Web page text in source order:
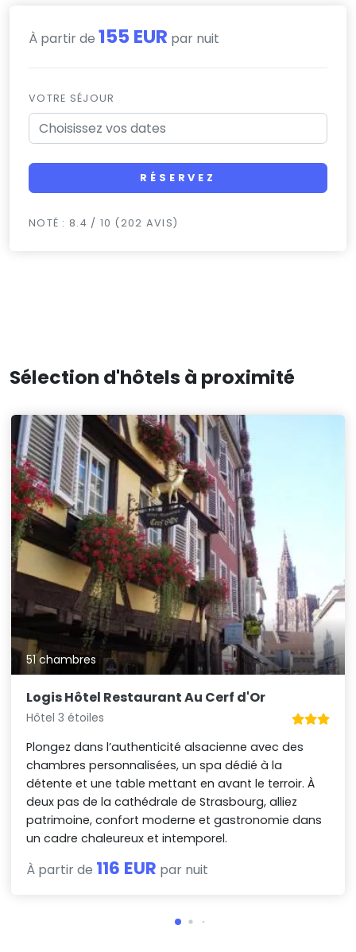
À partir de 155 EUR par nuit
VOTRE SÉJOUR
RÉSERVEZ
NOTÉ : 8.4 / 10 (202 AVIS)
Sélection d'hôtels à proximité
51 chambres
Logis Hôtel Restaurant Au Cerf d'Or
Hôtel 3 étoiles
Plongez dans l’authenticité alsacienne avec des
chambres personnalisées, un spa dédié à la
détente et une table mettant en avant le terroir. À
deux pas de la cathédrale de Strasbourg, alliez
patrimoine, confort moderne et gastronomie dans
un cadre chaleureux et intemporel.
À partir de 116 EUR par nuit